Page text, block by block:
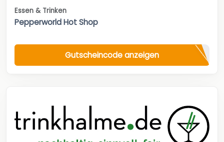
Essen & Trinken
Pepperworld Hot Shop
Gutscheincode anzeigen